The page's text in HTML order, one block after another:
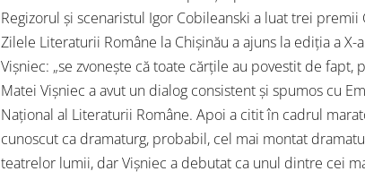
Regizorul și scenaristul Igor Cobileanski a luat trei premii
Zilele Literaturii Române la Chișinău a ajuns la ediția a
Vișniec: „se zvonește că toate cărțile au povestit de fapt,
Matei Vișniec a avut un dialog consistent și spumos cu
Național al Literaturii Române. Apoi a citit în cadrul
cunoscut ca dramaturg, probabil, cel mai montat
teatrelor lumii, dar Vișniec a debutat ca unul dintre cei